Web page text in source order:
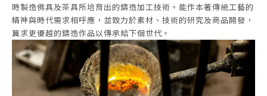
時製造佛具及茶具所培育出的鑄造加工技術。能作本著傳統工藝的
精神與時代需求相呼應，並致力於素材、技術的研究及商品開發，
冀求更優越的鑄造作品以傳承給下個世代。